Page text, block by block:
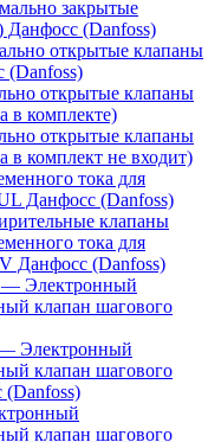
закрытые
Данфосс (Danfoss)
открытые клапаны
(Danfoss)
открытые клапаны
в комплекте)
открытые клапаны
комплект не входит)
тока для
Данфосс (Danfoss)
клапаны
тока для
Данфосс (Danfoss)
— Электронный
клапан шагового
Электронный
клапан шагового
(Danfoss)
клапан шагового